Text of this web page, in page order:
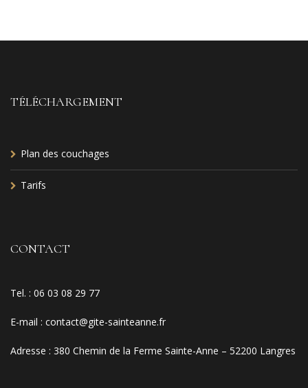
TÉLÉCHARGEMENT
Plan des couchages
Tarifs
CONTACT
Tel. : 06 03 08 29 77
E-mail : contact@gite-sainteanne.fr
Adresse : 380 Chemin de la Ferme Sainte-Anne – 52200 Langres